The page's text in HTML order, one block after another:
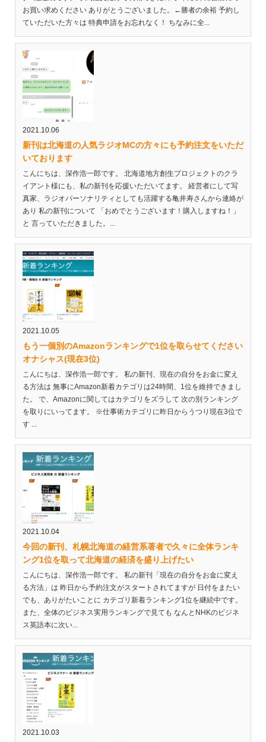
お買い求めください ありがとうございました。←勝者の余裕 予約し
ていただいた方々は 特典申請をお忘れなく！ ちなみに全...
2021.10.06
新刊は北海道の人気ラジオMCの方々にも予約注文をいただ
いております
こんにちは、深作浩一郎です。 北海道地方創生プロジェクトのクラ
イアント様にも、私の新刊を応援いただいてます。 経営者にして写
真家、ラジオパーソナリティとしても活躍する亀井寿さんから連絡が
あり 私の新刊について 「おめでとうございます！購入しますね！」
と 言っていただきました。...
2021.10.05
もう一個別のAmazonランキングで1位を取らせてください
オナシャス(現在3位)
こんにちは、深作浩一郎です。 私の新刊、現在の自分をお金に変え
る方法は 無事にAmazon新着カテゴリは24時間、1位を維持できまし
た。 で、Amazonに関してはカテゴリをズラして 次の別ランキング
を取りにいってます。 ※仕事術カテゴリに昨日からうつり現在3位で
す ...
2021.10.04
今回の新刊、札幌北海道の経営系著者で久々に全体ランキ
ング1位を取って北海道の経済を盛り上げたい
こんにちは、深作浩一郎です。 私の新刊「現在の自分をお金に変え
る方法」は 昨日から予約注文がスタートされてますが 日付をまたい
でも、ありがたいことに カテゴリ新着ランキング1位を継続中です。
また、全体のビジネス実用ランキングで見ても なんとNHKのビジネ
ス英語本に次い...
2021.10.03